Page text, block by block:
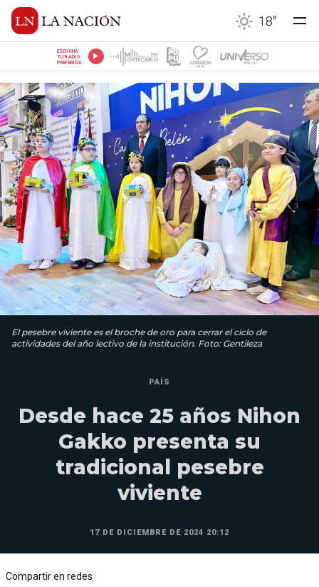
18°
ESCUCHÁ
TU RADIO
PREFERIDA
El pesebre viviente es el broche de oro para cerrar el ciclo de
actividades del año lectivo de la institución. Foto: Gentileza
PAÍS
Desde hace 25 años Nihon
Gakko presenta su
tradicional pesebre
viviente
17 DE DICIEMBRE DE 2024 20:12
Compartir en redes